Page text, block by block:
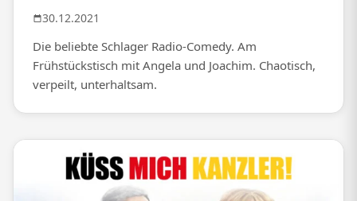
30.12.2021
Die beliebte Schlager Radio-Comedy. Am
Frühstückstisch mit Angela und Joachim. Chaotisch,
verpeilt, unterhaltsam.